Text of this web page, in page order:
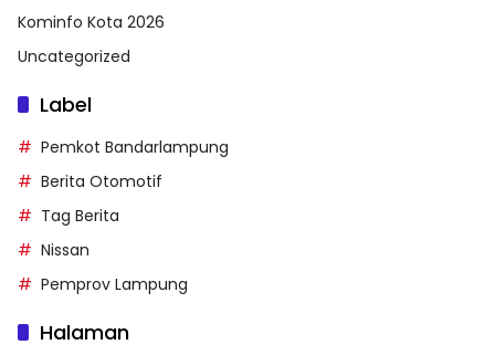
Kominfo Kota 2026
Uncategorized
Label
Pemkot Bandarlampung
Berita Otomotif
Tag Berita
Nissan
Pemprov Lampung
Halaman